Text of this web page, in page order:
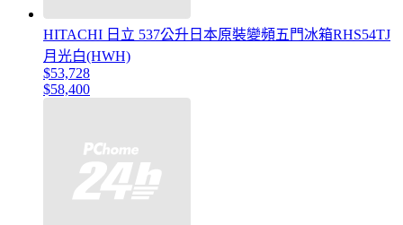
HITACHI 日立 537公升日本原裝變頻五門冰箱RHS54TJ
月光白(HWH)
$53,728
$58,400